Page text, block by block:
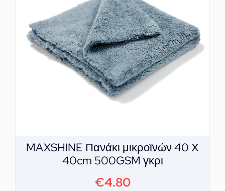
MAXSHINE Πανάκι μικροϊνών 40 Χ
40cm 500GSM γκρι
€4.80